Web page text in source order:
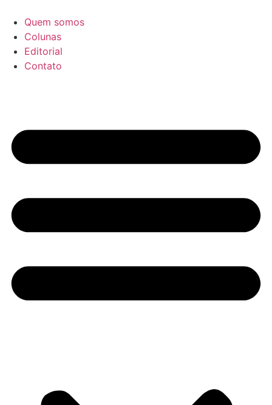
para
conteúdo
Quem somos
Colunas
Editorial
Contato